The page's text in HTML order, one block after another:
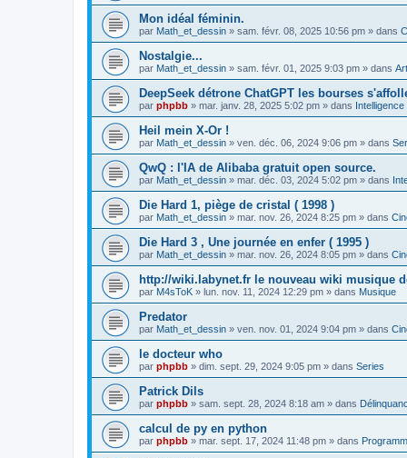
Mon idéal féminin.
par Math_et_dessin » sam. févr. 08, 2025 10:56 pm » dans
Nostalgie...
par Math_et_dessin » sam. févr. 01, 2025 9:03 pm » dans
DeepSeek détrone ChatGPT les bourses
par phpbb » mar. janv. 28, 2025 5:02 pm » dans Intelligence
Heil mein X-Or !
par Math_et_dessin » ven. déc. 06, 2024 9:06 pm » dans
QwQ : l'IA de Alibaba gratuit open source.
par Math_et_dessin » mar. déc. 03, 2024 5:02 pm » dans
Die Hard 1, piège de cristal ( 1998 )
par Math_et_dessin » mar. nov. 26, 2024 8:25 pm » dans
Die Hard 3 , Une journée en enfer ( 1995 )
par Math_et_dessin » mar. nov. 26, 2024 8:05 pm » dans
http://wiki.labynet.fr le nouveau wiki musique
par M4sToK » lun. nov. 11, 2024 12:29 pm » dans Musique
Predator
par Math_et_dessin » ven. nov. 01, 2024 9:04 pm » dans
le docteur who
par phpbb » dim. sept. 29, 2024 9:05 pm » dans Series
Patrick Dils
par phpbb » sam. sept. 28, 2024 8:18 am » dans
calcul de py en python
par phpbb » mar. sept. 17, 2024 11:48 pm » dans